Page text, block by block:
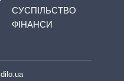
СУСПІЛЬСТВО
ФІНАНСИ